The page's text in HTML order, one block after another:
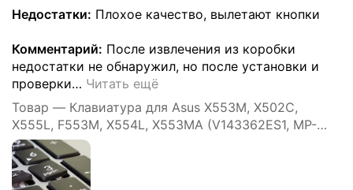
Недостатки: Плохое качество, вылетают кнопки
Комментарий: После извлечения из коробки
недостатки не обнаружил, но после установки и
проверки… Читать ещё
Товар — Клавиатура для Asus X553M, X502C,
X555L, F553M, X554L, X553MA (V143362ES1, MP-
12F53US-5281W)